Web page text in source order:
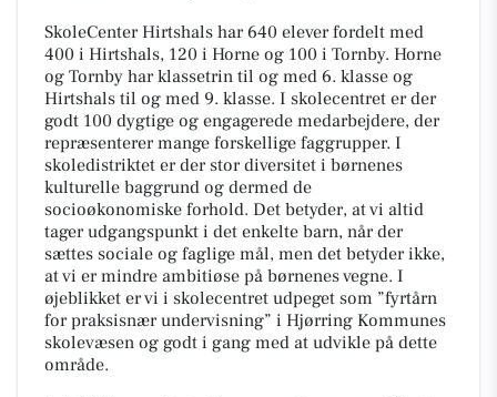
SkoleCenter Hirtshals har 640 elever fordelt med
400 i Hirtshals, 120 i Horne og 100 i Tornby. Horne
og Tornby har klassetrin til og med 6. klasse og
Hirtshals til og med 9. klasse. I skolecentret er der
godt 100 dygtige og engagerede medarbejdere, der
repræsenterer mange forskellige faggrupper. I
skoledistriktet er der stor diversitet i børnenes
kulturelle baggrund og dermed de
socioøkonomiske forhold. Det betyder, at vi altid
tager udgangspunkt i det enkelte barn, når der
sættes sociale og faglige mål, men det betyder ikke,
at vi er mindre ambitiøse på børnenes vegne. I
øjeblikket er vi i skolecentret udpeget som ”fyrtårn
for praksisnær undervisning” i Hjørring Kommunes
skolevæsen og godt i gang med at udvikle på dette
område.